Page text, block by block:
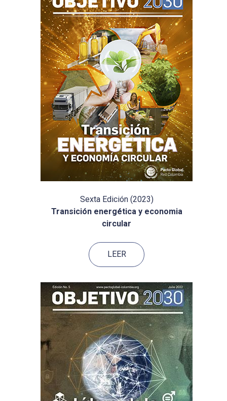
Sexta Edición (2023)
Transición energética y economia
circular
LEER